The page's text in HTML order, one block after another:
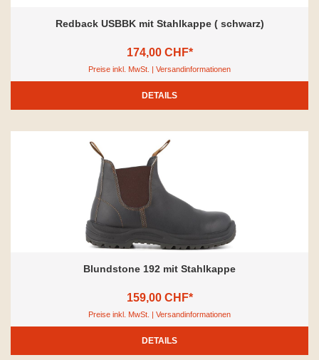
Redback USBBK mit Stahlkappe ( schwarz)
174,00 CHF*
Preise inkl. MwSt. | Versandinformationen
DETAILS
Blundstone 192 mit Stahlkappe
159,00 CHF*
Preise inkl. MwSt. | Versandinformationen
DETAILS